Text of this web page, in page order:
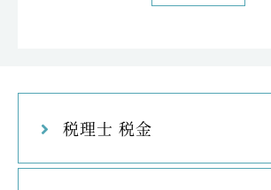
税理士 税金